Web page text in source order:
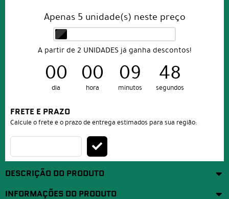
Apenas 5 unidade(s) neste preço
A partir de 2 UNIDADES já ganha descontos!
00
dia
00
hora
09
minutos
48
segundos
FRETE E PRAZO
Calcule o frete e o prazo de entrega estimados para sua região:
DESCRIÇÃO DO PRODUTO
INFORMAÇÕES DO PRODUTO